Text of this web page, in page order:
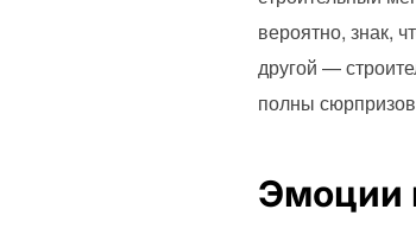
вероятно, знак,
другой —
полны
Эмоции